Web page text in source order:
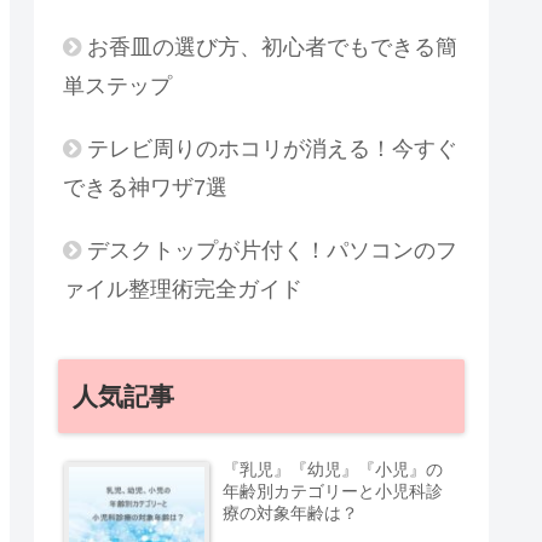
お香皿の選び方、初心者でもできる簡
単ステップ
テレビ周りのホコリが消える！今すぐ
できる神ワザ7選
デスクトップが片付く！パソコンのフ
ァイル整理術完全ガイド
人気記事
『乳児』『幼児』『小児』の
年齢別カテゴリーと小児科診
療の対象年齢は？